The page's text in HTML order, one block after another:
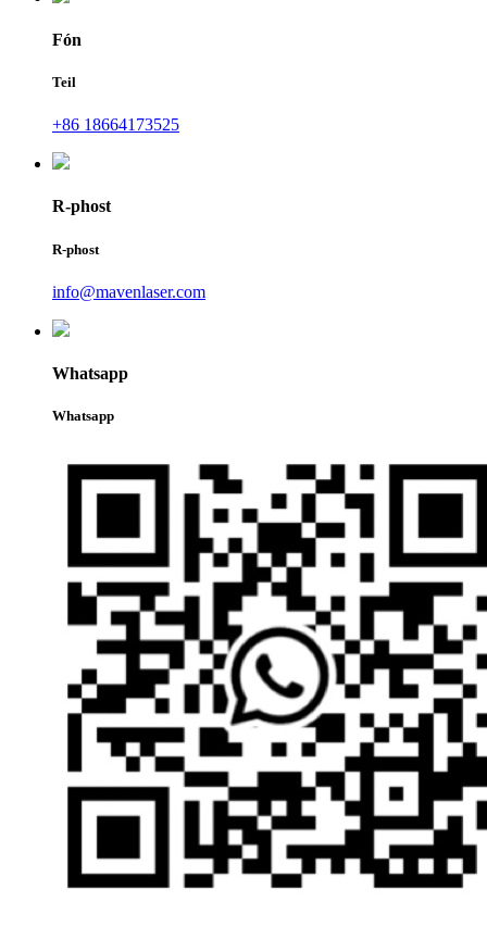
Fón
Teil
+86 18664173525
R-phost
R-phost
info@mavenlaser.com
Whatsapp
Whatsapp